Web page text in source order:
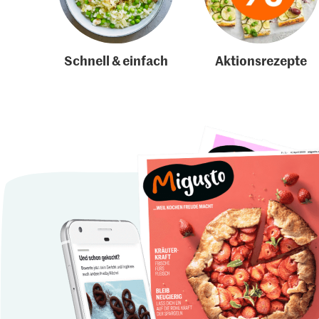
Schnell & einfach Aktionsrezepte